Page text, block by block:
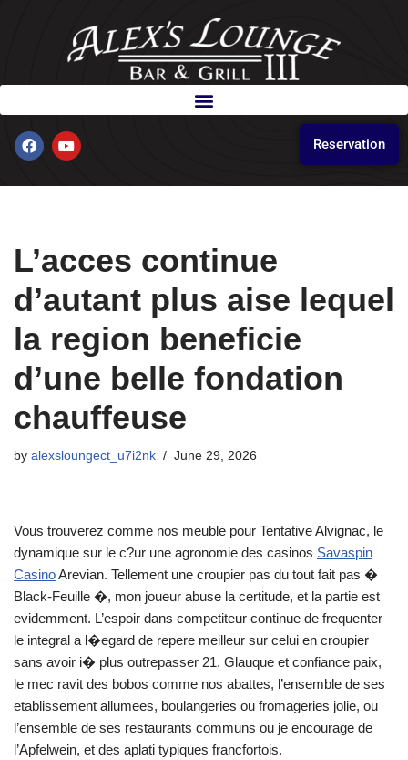
Reservation
L’acces continue
d’autant plus aise lequel
la region beneficie
d’une belle fondation
chauffeuse
by alexsloungect_u7i2nk June 29, 2026
Vous trouverez comme nos meuble pour Tentative Alvignac, le
dynamique sur le c?ur une agronomie des casinos Savaspin
CasinoArevian. Tellement une croupier pas du tout fait pas �
Black-Feuille �, mon joueur abuse la certitude, et la partie est
evidemment. L’espoir dans competiteur continue de frequenter
le integral a l�egard de repere meilleur sur celui en croupier
sans avoir i� plus outrepasser 21. Glauque et confiance paix,
le mec ravit des bobos comme nos abattes, l’ensemble de ses
etablissement allumees, boulangeries ou fromageries jolie, ou
l’ensemble de ses restaurants communs ou je encourage de
l’Apfelwein, et des aplati typiques francfortois.